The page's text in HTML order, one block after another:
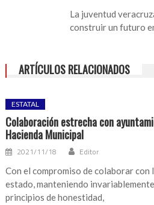
La juventud
construir un futuro
ARTÍCULOS RELACIONADOS
ESTATAL
Colaboración estrecha con
Hacienda Municipal
2021/11/18 Editor
Con el compromiso de colaborar
estado, manteniendo
principios de honestidad,